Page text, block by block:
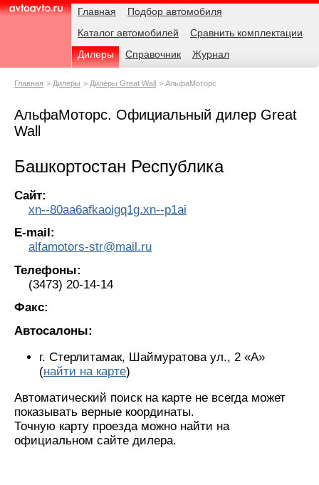
AvtoAvto.ru
Навигация Главная
Подбор автомобиля
Каталог автомобилей
Сравнить комплектации
Дилеры
Справочник Журнал
Родительские
Главная Дилеры Дилеры Great Wall АльфаМоторс
АльфаМоторс. Официальный дилер Great
Wall
Башкортостан Республика
Сайт:
xn--80aa6afkaoigq1g.xn--p1ai
E-mail:
alfamotors-str@mail.ru
Телефоны:
(3473) 20-14-14
Факс:
Автосалоны:
г. Стерлитамак, Шаймуратова ул., 2 «А»
(найти на карте)
Автоматический поиск на карте не всегда может
показывать верные координаты.
Точную карту проезда можно найти на
официальном сайте дилера.